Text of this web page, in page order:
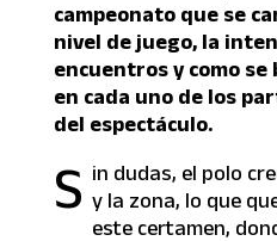
campeonato que se
nivel de juego, la
encuentros y como
en cada uno de los
del espectáculo.
S in dudas, el polo
y la zona, lo que
este certamen,